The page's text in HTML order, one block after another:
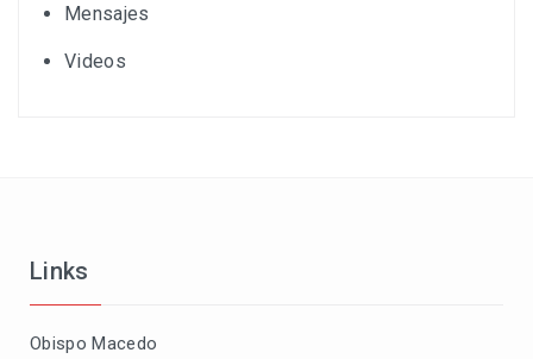
Mensajes
Videos
Links
Obispo Macedo